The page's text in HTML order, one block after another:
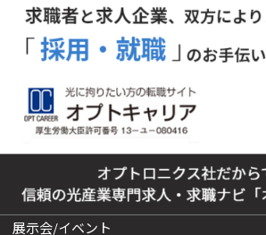
展示会/イベント